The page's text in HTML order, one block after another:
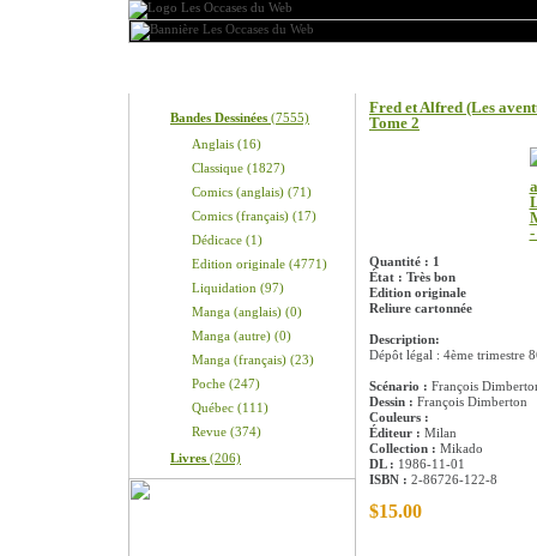
Bandes Dessinées (7555)
Anglais (16)
Classique (1827)
Comics (anglais) (71)
Comics (français) (17)
Dédicace (1)
Edition originale (4771)
Liquidation (97)
Manga (anglais) (0)
Manga (autre) (0)
Manga (français) (23)
Poche (247)
Québec (111)
Revue (374)
Livres (206)
Fred et Alfred (Les
Tome 2
Quantité : 1
État : Très bon
Edition originale
Reliure cartonnée
Description:
Dépôt légal : 4ème trimestre
Scénario : François
Dessin : François Dimberton
Couleurs :
Éditeur : Milan
Collection : Mikado
DL : 1986-11-01
ISBN : 2-86726-122-8
$15.00